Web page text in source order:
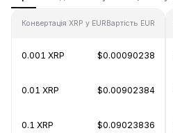
Конвертація XRP у EURВартість EUR
0.001 XRP $0.00090238
0.01 XRP $0.00902384
0.1 XRP $0.09023836